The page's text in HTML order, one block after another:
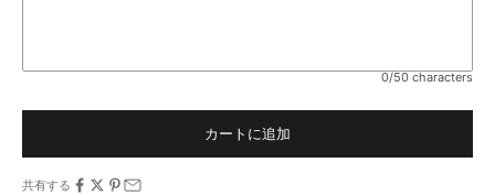
0/50 characters
カートに追加
共有する